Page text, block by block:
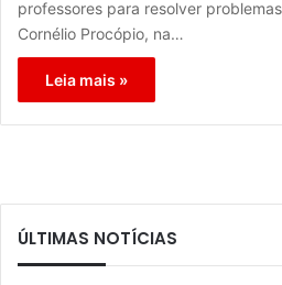
professores para resolver
Cornélio Procópio, na…
Leia mais »
ÚLTIMAS NOTÍCIAS